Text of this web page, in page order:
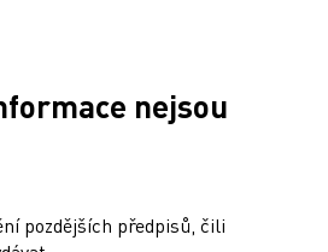
nejsou
pozdějších předpisů, čili